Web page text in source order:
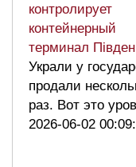
контролирует
контейнерный
терминал
Украли у
продали
раз. Вот это
2026-06-02